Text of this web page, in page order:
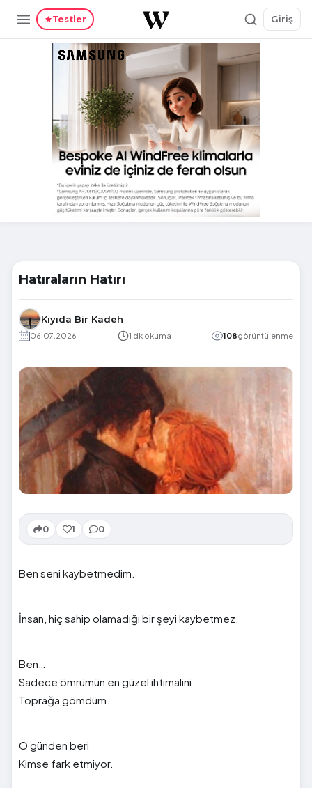
Testler Giriş
Hatıraların Hatırı
Kıyıda Bir Kadeh
06.07.2026 1 dk okuma 108görüntülenme
0 1 0
Ben seni kaybetmedim.
İnsan, hiç sahip olamadığı bir şeyi kaybetmez.
Ben…
Sadece ömrümün en güzel ihtimalini
Toprağa gömdüm.
O günden beri
Kimse fark etmiyor.